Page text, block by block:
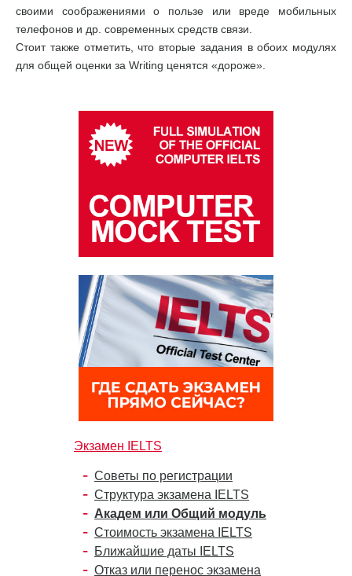
своими соображениями о пользе или вреде мобильных
телефонов и др. современных средств связи.
Стоит также отметить, что вторые задания в обоих модулях
для общей оценки за Writing ценятся «дороже».
Экзамен IELTS
Советы по регистрации
Структура экзамена IELTS
Академ или Общий модуль
Стоимость экзамена IELTS
Ближайшие даты IELTS
Отказ или перенос экзамена